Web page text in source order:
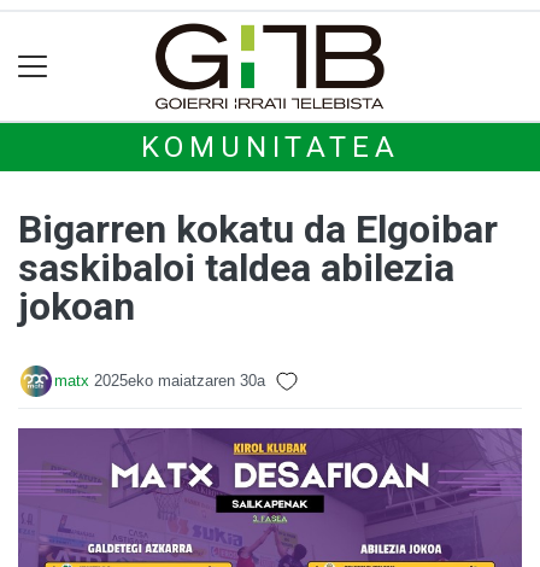
KOMUNITATEA
Bigarren kokatu da Elgoibar
saskibaloi taldea abilezia
jokoan
matx 2025eko maiatzaren 30a